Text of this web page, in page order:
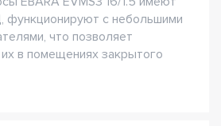
с небольшими
что позволяет
в помещениях закрытого